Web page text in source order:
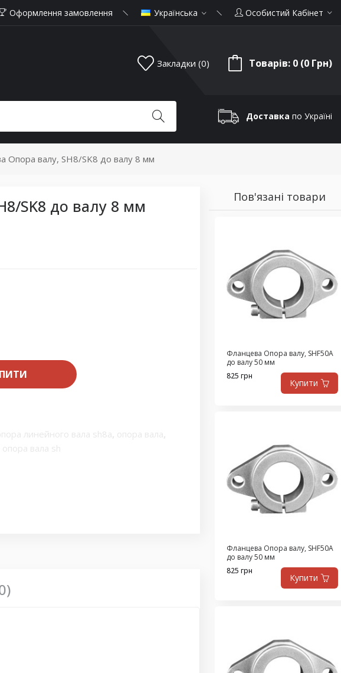
Оформлення замовлення Українська Особистий Кабінет
Закладки (0) Товарів: 0 (0 Грн)
Доставка по Україні
Опора валу, SH8/SK8 до валу 8 мм
SK8 до валу 8 мм
линейного вала sh8a, опора вала,
опора вала sh
Пов'язані товари
Фланцева Опора валу, SHF50A
до валу 50 мм
825 грн
Купити
Фланцева Опора валу, SHF50A
до валу 50 мм
825 грн
Купити